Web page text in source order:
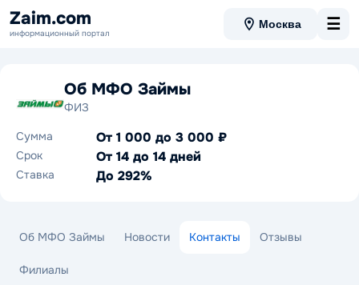
Zaim.com
информационный портал
Москва ☰
Об МФО Займы
ФИЗ
Сумма
От 1 000 до 3 000 ₽
Срок От 14 до 14 дней
Ставка До 292%
Об МФО Займы Новости Контакты Отзывы
Филиалы